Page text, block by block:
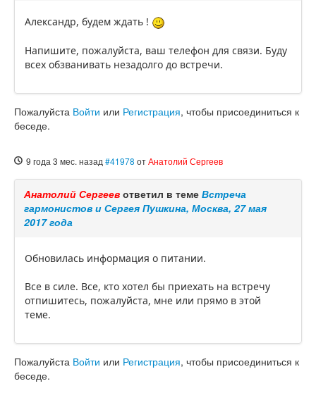
Александр, будем ждать !
Напишите, пожалуйста, ваш телефон для связи. Буду
всех обзванивать незадолго до встречи.
Пожалуйста Войти или Регистрация, чтобы присоединиться к
беседе.
9 года 3 мес. назад #41978 отАнатолий Сергеев
Анатолий Сергеев ответил в теме Встреча
гармонистов и Сергея Пушкина, Москва, 27 мая
2017 года
Обновилась информация о питании.
Все в силе. Все, кто хотел бы приехать на встречу
отпишитесь, пожалуйста, мне или прямо в этой
теме.
Пожалуйста Войти или Регистрация, чтобы присоединиться к
беседе.